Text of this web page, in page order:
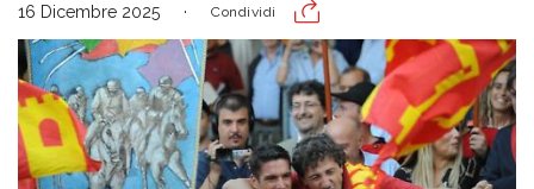
16 Dicembre 2025 Condividi